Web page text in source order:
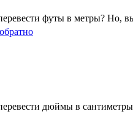
футы в метры? Но,
дюймы в